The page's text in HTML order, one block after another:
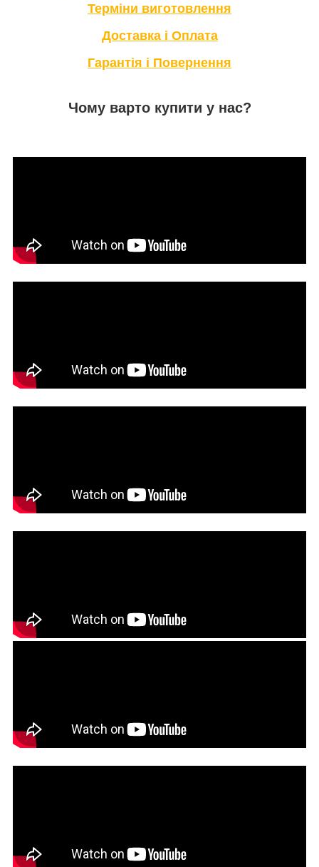
Терміни виготовлення
Доставка і Оплата
Гарантія і Повернення
Чому варто купити у нас?